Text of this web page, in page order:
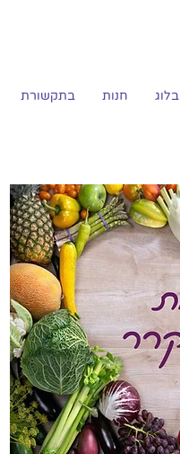
בלוג חנות בתקשורת